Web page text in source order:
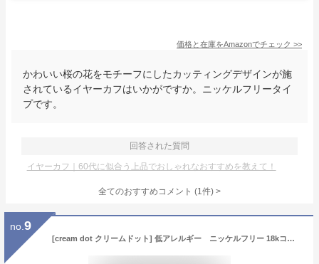
価格と在庫をAmazonでチェック >>
かわいい桜の花をモチーフにしたカッティングデザインが施
されているイヤーカフはいかがですか。ニッケルフリータイ
プです。
回答された質問
イヤーカフ｜60代に似合う上品でおしゃれなおすすめを教えて！
全てのおすすめコメント (1件) >
no. 9
[cream dot クリームドット] 低アレルギー ニッケルフリー 18kコーティング 2点セット イヤーカフ イヤーカフス イヤカフ 片耳用重ねづけ メタル パール 【ゴールド×フリーサイズ】